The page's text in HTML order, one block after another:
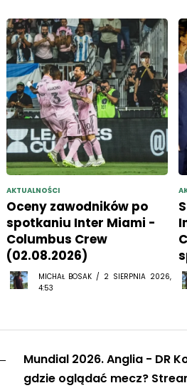
AKTUALNOŚCI
Oceny zawodników po
spotkaniu Inter Miami -
Columbus Crew
(02.08.2026)
MICHAŁ BOSAK / 2 SIERPNIA 2026,
4:53
Mundial 2026. Anglia - DR
gdzie oglądać mecz?